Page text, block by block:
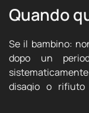
Quando
Se il bambino:
dopo un
disagio o